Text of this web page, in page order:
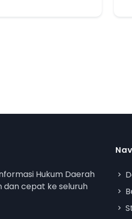
Hukum Daerah
dan cepat ke seluruh